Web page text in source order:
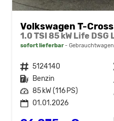
Volkswagen T-Cross
sofort lieferbar Gebrauchtwagen
Fahrzeugnr. 5124140
Kraftstoff Benzin
Leistung 85 kW (116 PS)
01.01.2026